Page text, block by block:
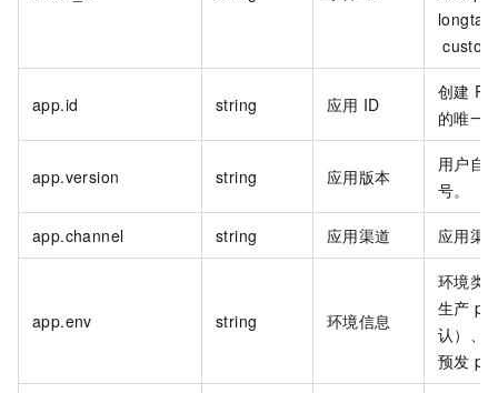
app.id string 应用 ID
创建
的唯一
app.version string 应用版本
用户自
号。
app.channel string 应用渠道 应用渠
app.env string 环境信息
环境类
生产
认）、
预发